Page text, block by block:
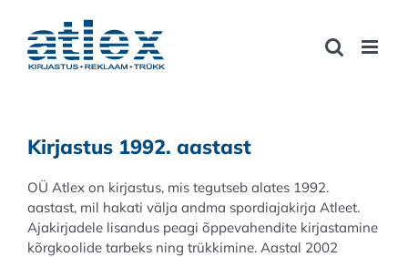
content
Kirjastus 1992. aastast
OÜ Atlex on kirjastus, mis tegutseb alates 1992.
aastast, mil hakati välja andma spordiajakirja Atleet.
Ajakirjadele lisandus peagi õppevahendite kirjastamine
kõrgkoolide tarbeks ning trükkimine. Aastal 2002